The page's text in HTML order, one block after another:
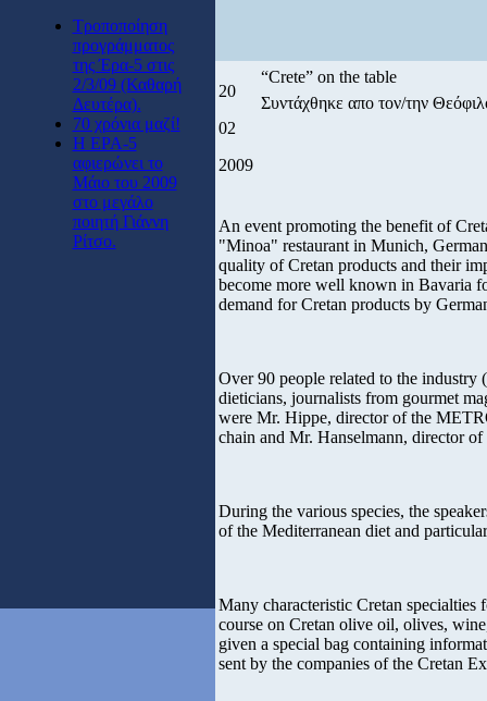
Τροποποίηση
προγράμματος
της Έρα-5 στις
2/3/09 (Καθαρή
Δευτέρα).
70 χρόνια μαζί!
Η ΕΡΑ-5
αφιερώνει το
Μάιο του 2009
στο μεγάλο
ποιητή Γιάννη
Ρίτσο.
20
02
2009
“Crete” on the table
Συντάχθηκε απο τον/την
An event promoting the benefit of
"Minoa" restaurant in Munich,
quality of Cretan products and their
become more well known in Bavaria
demand for Cretan products by
Over 90 people related to the industry
dieticians, journalists from gourmet
were Mr. Hippe, director of the
chain and Mr. Hanselmann, director
During the various species, the
of the Mediterranean diet and
Many characteristic Cretan
course on Cretan olive oil, olives,
given a special bag containing
sent by the companies of the Cretan